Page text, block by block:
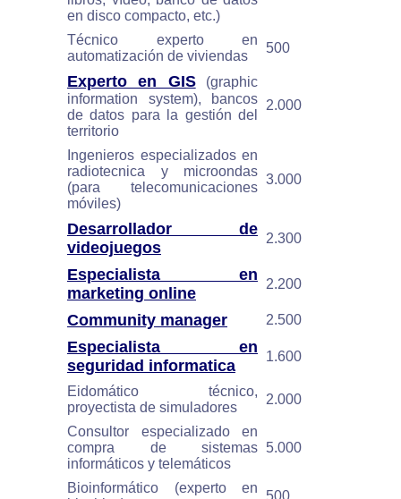
en disco compacto, etc.)
Técnico experto en
automatización de viviendas
500
Experto en GIS(graphic
information system), bancos
de datos para la gestión del
territorio
2.000
Ingenieros especializados en
radiotecnica y microondas
(para telecomunicaciones
móviles)
3.000
Desarrollador de
videojuegos
2.300
Especialista en
marketing online
2.200
Community manager 2.500
Especialista en
seguridad informatica
1.600
Eidomático técnico,
proyectista de simuladores
2.000
Consultor especializado en
compra de sistemas
informáticos y telemáticos
5.000
Bioinformático (experto en
500